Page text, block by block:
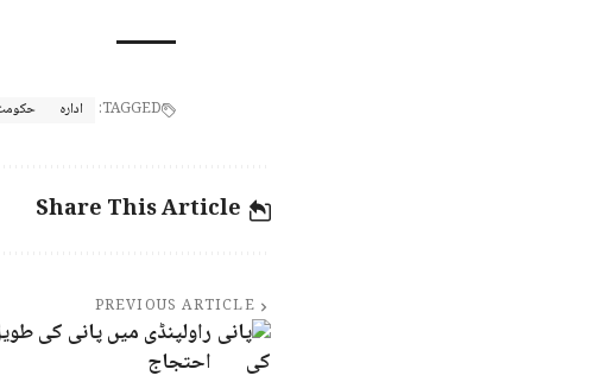
TAGGED: ادارہ
Share This Article
PREVIOUS ARTICLE
راولپنڈی میں پانی کی
احتجاج